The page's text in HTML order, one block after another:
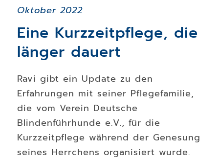
Oktober 2022
Eine Kurzzeitpflege, die
länger dauert
Ravi gibt ein Update zu den
Erfahrungen mit seiner Pflegefamilie,
die vom Verein Deutsche
Blindenführhunde e.V., für die
Kurzzeitpflege während der Genesung
seines Herrchens organisiert wurde.